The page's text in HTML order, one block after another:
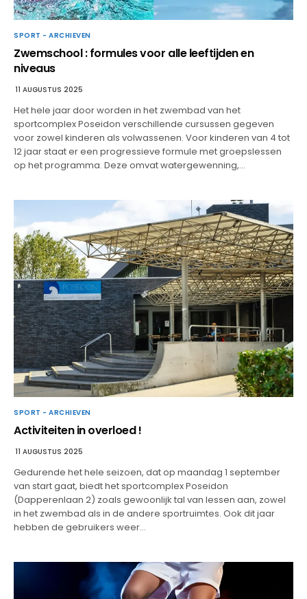
SPORT - ARCHIEVEN
Zwemschool : formules voor alle leeftijden en
niveaus
11 AUGUSTUS 2025
Het hele jaar door worden in het zwembad van het
sportcomplex Poseidon verschillende cursussen gegeven
voor zowel kinderen als volwassenen. Voor kinderen van 4 tot
12 jaar staat er een progressieve formule met groepslessen
op het programma. Deze omvat watergewenning,…
SPORT - ARCHIEVEN
Activiteiten in overloed !
11 AUGUSTUS 2025
Gedurende het hele seizoen, dat op maandag 1 september
van start gaat, biedt het sportcomplex Poseidon
(Dapperenlaan 2) zoals gewoonlijk tal van lessen aan, zowel
in het zwembad als in de andere sportruimtes. Ook dit jaar
hebben de gebruikers weer…